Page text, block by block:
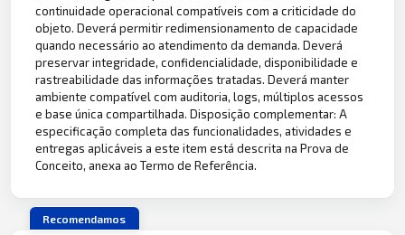
continuidade operacional compatíveis com a criticidade do
objeto. Deverá permitir redimensionamento de capacidade
quando necessário ao atendimento da demanda. Deverá
preservar integridade, confidencialidade, disponibilidade e
rastreabilidade das informações tratadas. Deverá manter
ambiente compatível com auditoria, logs, múltiplos acessos
e base única compartilhada. Disposição complementar: A
especificação completa das funcionalidades, atividades e
entregas aplicáveis a este item está descrita na Prova de
Conceito, anexa ao Termo de Referência.
Recomendamos